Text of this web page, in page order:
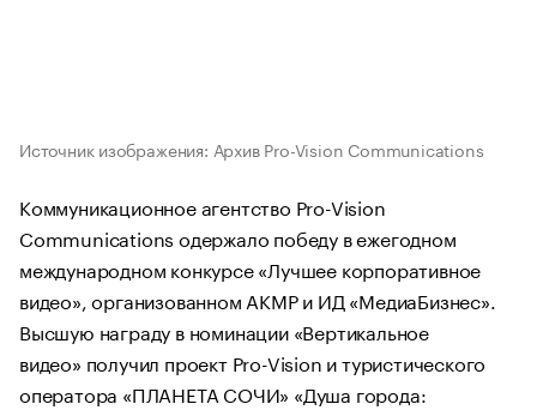
Источник изображения: Архив Pro-Vision Communications
Коммуникационное агентство Pro-Vision
Communications одержало победу в ежегодном
международном конкурсе «Лучшее корпоративное
видео», организованном АКМР и ИД «МедиаБизнес».
Высшую награду в номинации «Вертикальное
видео» получил проект Pro-Vision и туристического
оператора «ПЛАНЕТА СОЧИ» «Душа города: